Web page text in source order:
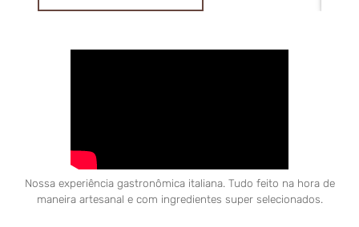
Nossa experiência gastronômica italiana. Tudo feito na hora de
maneira artesanal e com ingredientes super selecionados.